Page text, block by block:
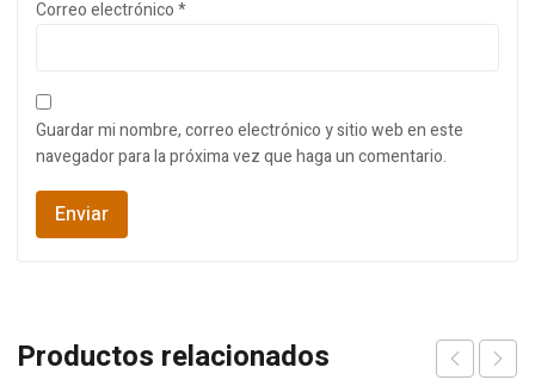
Correo electrónico*
Guardar mi nombre, correo electrónico y sitio web en este
navegador para la próxima vez que haga un comentario.
Productos relacionados